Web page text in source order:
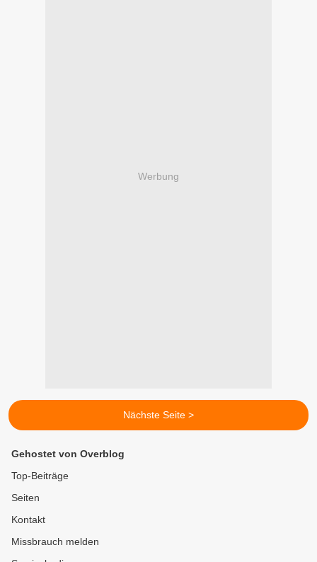
Werbung
Nächste Seite >
Gehostet von Overblog
Top-Beiträge
Seiten
Kontakt
Missbrauch melden